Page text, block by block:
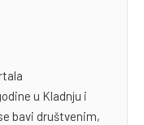
u Kladnju i
bavi društvenim,